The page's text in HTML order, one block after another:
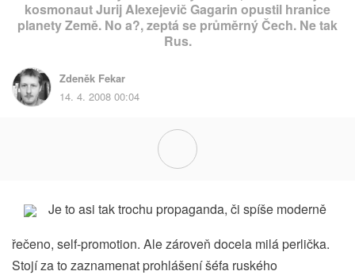
kosmonaut Jurij Alexejevič Gagarin opustil hranice
planety Země. No a?, zeptá se průměrný Čech. Ne tak
Rus.
Zdeněk Fekar
14. 4. 2008 00:04
Je to asi tak trochu propaganda, či spíše moderně
řečeno, self-promotion. Ale zároveň docela milá perlička.
Stojí za to zaznamenat prohlášení šéfa ruského